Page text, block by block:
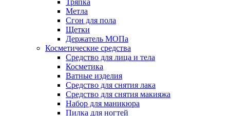
Тряпка
Метла
Сгон для пола
Щетки
Держатель МОПа
Косметические средства
Средство для лица и тела
Косметика
Ватные изделия
Средство для снятия лака
Средство для снятия макияжа
Набор для маникюра
Пилка для ногтей